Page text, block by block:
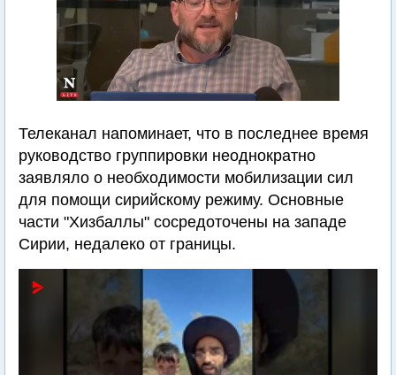
Телеканал напоминает, что в последнее время
руководство группировки неоднократно
заявляло о необходимости мобилизации сил
для помощи сирийскому режиму. Основные
части "Хизбаллы" сосредоточены на западе
Сирии, недалеко от границы.